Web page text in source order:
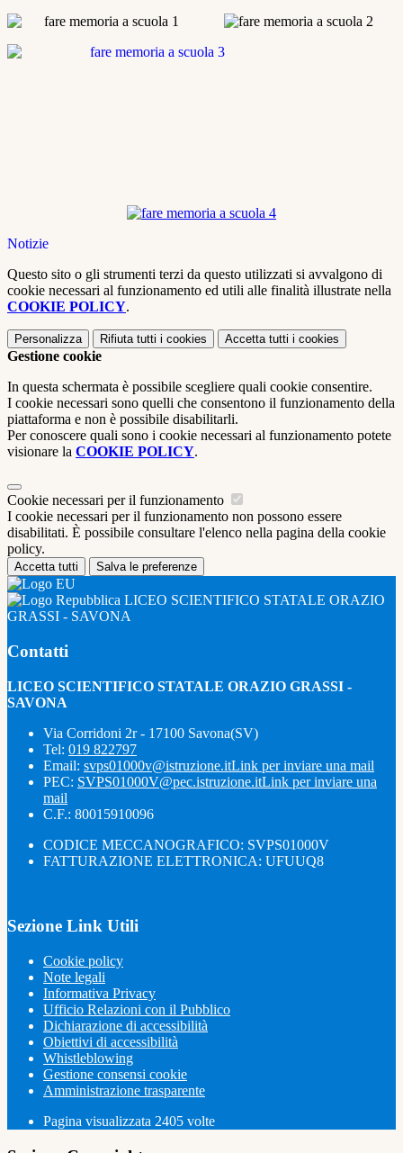
Notizie
Questo sito o gli strumenti terzi da questo utilizzati si avvalgono di
cookie necessari al funzionamento ed utili alle finalità illustrate nella
COOKIE POLICY.
Personalizza Rifiuta tutti i cookies Accetta tutti i cookies
Gestione cookie
In questa schermata è possibile scegliere quali cookie consentire.
I cookie necessari sono quelli che consentono il funzionamento della
piattaforma e non è possibile disabilitarli.
Per conoscere quali sono i cookie necessari al funzionamento potete
visionare la COOKIE POLICY.
Cookie necessari per il funzionamento
I cookie necessari per il funzionamento non possono essere
disabilitati. È possibile consultare l'elenco nella pagina della cookie
policy.
Accetta tutti Salva le preferenze
LICEO SCIENTIFICO STATALE ORAZIO
GRASSI - SAVONA
Contatti
LICEO SCIENTIFICO STATALE ORAZIO GRASSI -
SAVONA
Via Corridoni 2r - 17100 Savona(SV)
Tel: 019 822797
Email: svps01000v@istruzione.itLink per inviare una mail
PEC: SVPS01000V@pec.istruzione.itLink per inviare una
mail
C.F.: 80015910096
CODICE MECCANOGRAFICO: SVPS01000V
FATTURAZIONE ELETTRONICA: UFUUQ8
Sezione Link Utili
Cookie policy
Note legali
Informativa Privacy
Ufficio Relazioni con il Pubblico
Dichiarazione di accessibilità
Obiettivi di accessibilità
Whistleblowing
Gestione consensi cookie
Amministrazione trasparente
Pagina visualizzata 2405 volte